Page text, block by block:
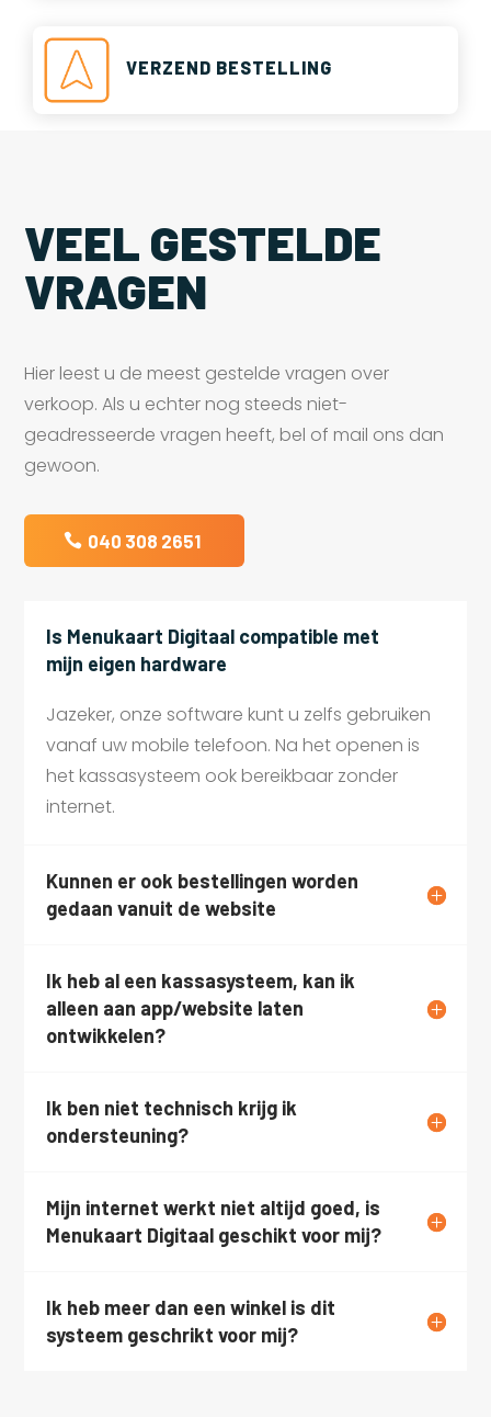
VERZEND BESTELLING
VEEL GESTELDE
VRAGEN
Hier leest u de meest gestelde vragen over
verkoop. Als u echter nog steeds niet-
geadresseerde vragen heeft, bel of mail ons dan
gewoon.
040 308 2651
Is Menukaart Digitaal compatible met
mijn eigen hardware
Jazeker, onze software kunt u zelfs gebruiken
vanaf uw mobile telefoon. Na het openen is
het kassasysteem ook bereikbaar zonder
internet.
Kunnen er ook bestellingen worden
gedaan vanuit de website
Ik heb al een kassasysteem, kan ik
alleen aan app/website laten
ontwikkelen?
Ik ben niet technisch krijg ik
ondersteuning?
Mijn internet werkt niet altijd goed, is
Menukaart Digitaal geschikt voor mij?
Ik heb meer dan een winkel is dit
systeem geschrikt voor mij?